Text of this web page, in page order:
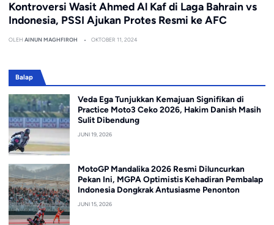
Kontroversi Wasit Ahmed Al Kaf di Laga Bahrain vs
Indonesia, PSSI Ajukan Protes Resmi ke AFC
OLEH AINUN MAGHFIROH OKTOBER 11, 2024
Balap
Veda Ega Tunjukkan Kemajuan Signifikan di
Practice Moto3 Ceko 2026, Hakim Danish Masih
Sulit Dibendung
JUNI 19, 2026
MotoGP Mandalika 2026 Resmi Diluncurkan
Pekan Ini, MGPA Optimistis Kehadiran Pembalap
Indonesia Dongkrak Antusiasme Penonton
JUNI 15, 2026